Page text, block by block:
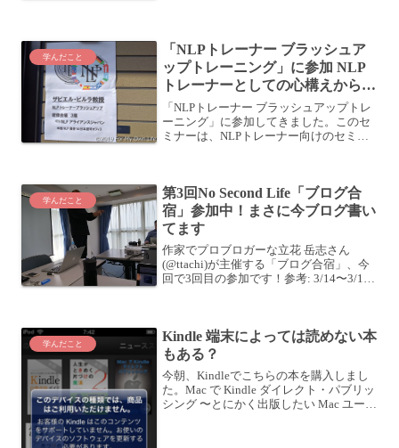
学んだこと
「NLPトレーナー ブラッシュア
ップトレーニング」に参加 NLP
トレーナーとしての心構えから具
体的なテクニックまで幅広く学ぶ
「NLPトレーナー ブラッシュアップトレ
ーニング」に参加してきました。このセ
ミナーは、NLPトレーナー向けのセミナ
このセミナーの前2日...
学んだこと
第3回No Second Life「ブログ合
宿」参加中！まさに今ブログ書い
てます
作家でプロブロガーな立花 岳志さん
(@ttachi)が主催する「ブログ合宿」、今
回で3回目の参加です！参考: 3/14〜3/15
学んだこと
Kindle 端末によっては読めない本
もある？
今朝、Kindleでこちらの本を購入しまし
た。Mac で Kindle ダイレクト・パブリッ
シング 〜とにかく出版したい Mac ユーザ